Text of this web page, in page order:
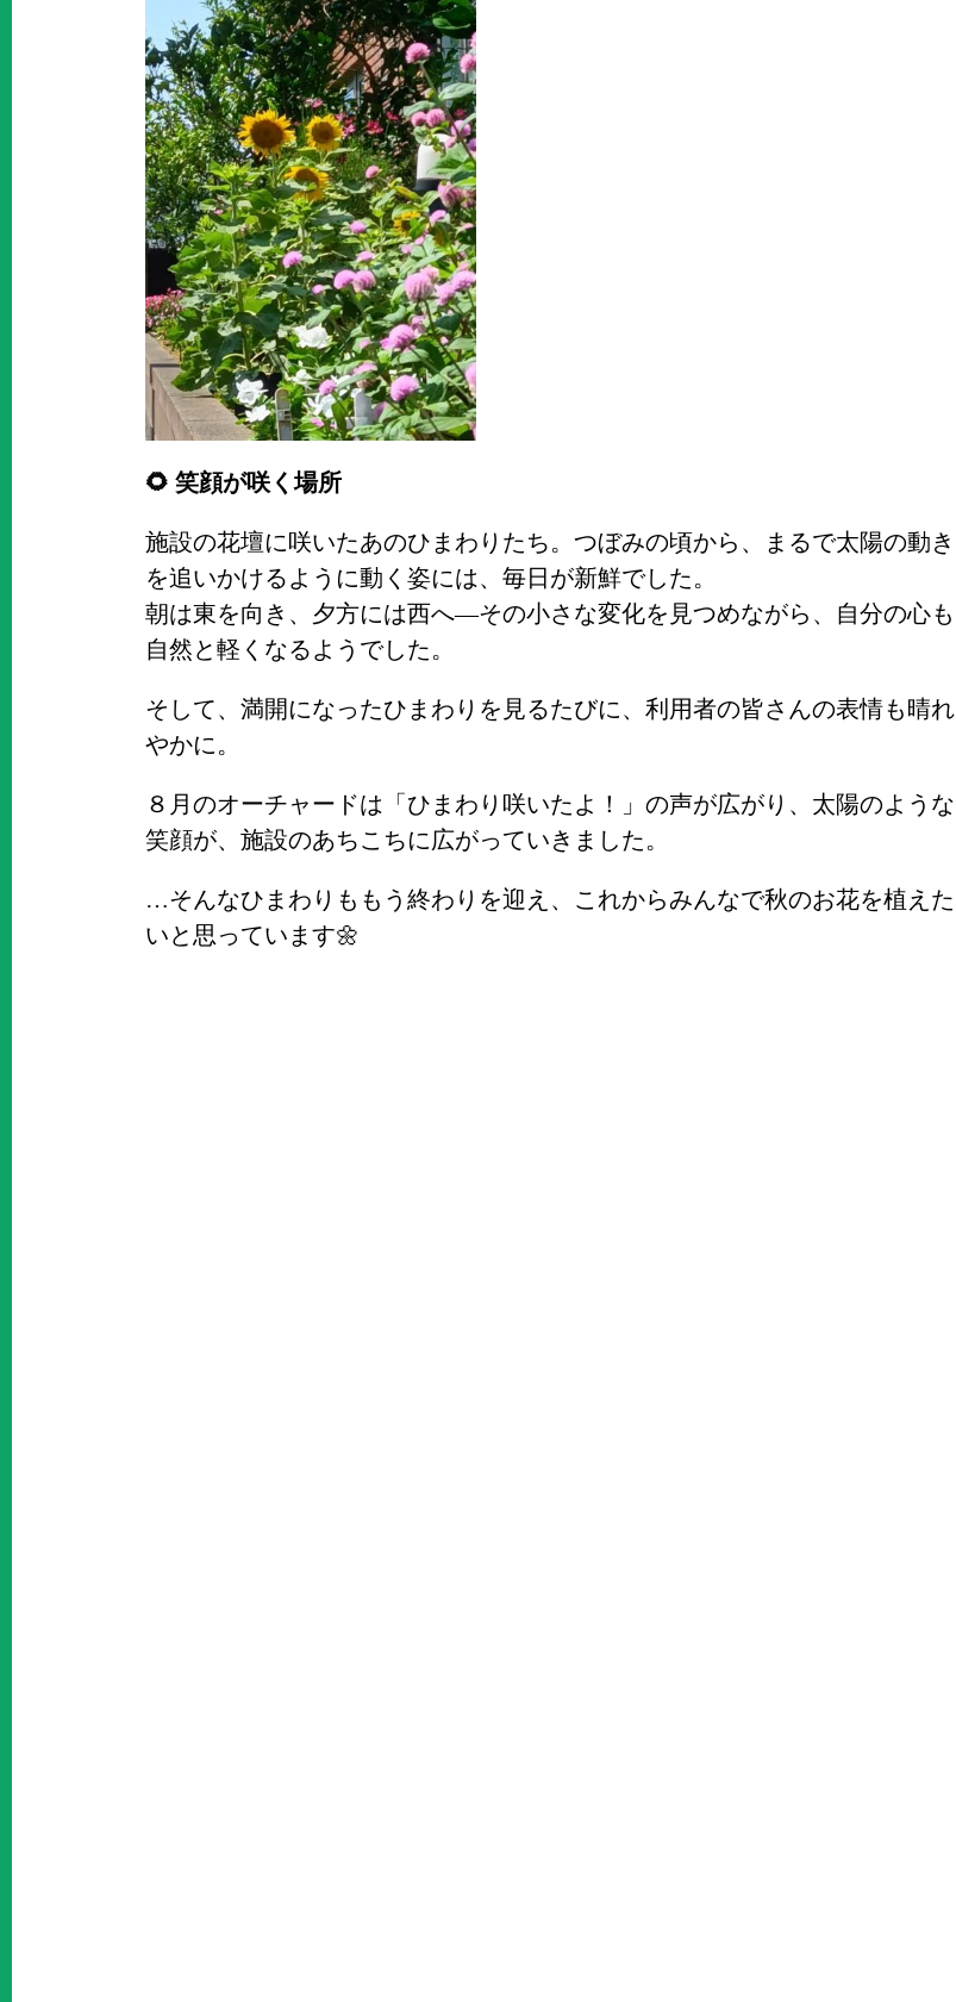
🌻 笑顔が咲く場所
施設の花壇に咲いたあのひまわりたち。つぼみの頃から、まるで太陽の動き
を追いかけるように動く姿には、毎日が新鮮でした。
朝は東を向き、夕方には西へ—その小さな変化を見つめながら、自分の心も
自然と軽くなるようでした。
そして、満開になったひまわりを見るたびに、利用者の皆さんの表情も晴れ
やかに。
８月のオーチャードは「ひまわり咲いたよ！」の声が広がり、太陽のような
笑顔が、施設のあちこちに広がっていきました。
…そんなひまわりももう終わりを迎え、これからみんなで秋のお花を植えた
いと思っています🌼